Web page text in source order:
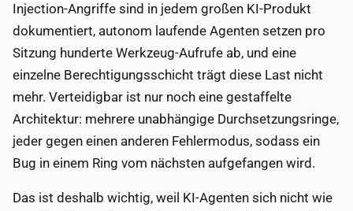
Injection-Angriffe sind in jedem großen KI-Produkt
dokumentiert, autonom laufende Agenten setzen pro
Sitzung hunderte Werkzeug-Aufrufe ab, und eine
einzelne Berechtigungsschicht trägt diese Last nicht
mehr. Verteidigbar ist nur noch eine gestaffelte
Architektur: mehrere unabhängige Durchsetzungsringe,
jeder gegen einen anderen Fehlermodus, sodass ein
Bug in einem Ring vom nächsten aufgefangen wird.
Das ist deshalb wichtig, weil KI-Agenten sich nicht wie